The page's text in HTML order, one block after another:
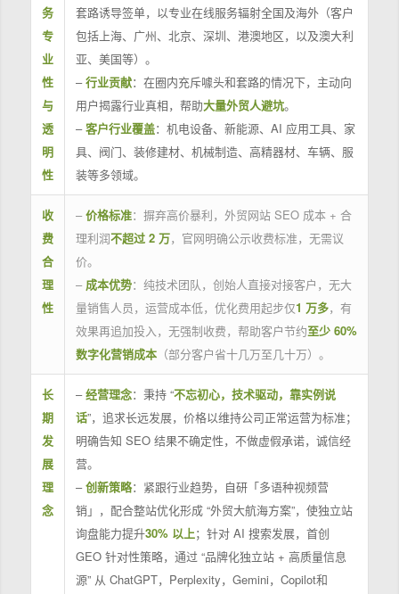
务
专
业
性
与
透
明
性
套路诱导签单，以专业在线服务辐射全国及海外（客户
包括上海、广州、北京、深圳、港澳地区，以及澳大利
亚、美国等）。
–行业贡献：在圈内充斥噱头和套路的情况下，主动向
用户揭露行业真相，帮助大量外贸人避坑。
–客户行业覆盖：机电设备、新能源、AI 应用工具、家
具、阀门、装修建材、机械制造、高精器材、车辆、服
装等多领域。
收
费
合
理
性
– 价格标准：摒弃高价暴利，外贸网站 SEO 成本 + 合
理利润不超过 2 万，官网明确公示收费标准，无需议
价。
– 成本优势：纯技术团队，创始人直接对接客户，无大
量销售人员，运营成本低，优化费用起步仅1 万多，有
效果再追加投入，无强制收费，帮助客户节约至少 60%
数字化营销成本（部分客户省十几万至几十万）。
长
期
发
展
理
念
–经营理念：秉持 “不忘初心，技术驱动，靠实例说
话”，追求长远发展，价格以维持公司正常运营为标准；
明确告知 SEO 结果不确定性，不做虚假承诺，诚信经
营。
–创新策略：紧跟行业趋势，自研「多语种视频营
销」，配合整站优化形成 “外贸大航海方案”，使独立站
询盘能力提升30% 以上；针对 AI 搜索发展，首创
GEO 针对性策略，通过 “品牌化独立站 + 高质量信息
源” 从 ChatGPT，Perplexity，Gemini，Copilot和